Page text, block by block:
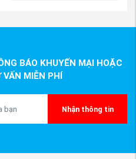
BÁO KHUYẾN MẠI HOẶC
MIỄN PHÍ
Nhận thông tin